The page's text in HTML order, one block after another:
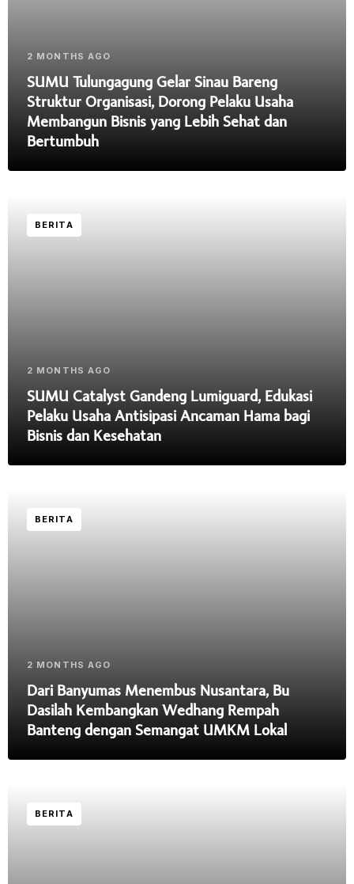
2 MONTHS AGO
SUMU Tulungagung Gelar Sinau Bareng
Struktur Organisasi, Dorong Pelaku Usaha
Membangun Bisnis yang Lebih Sehat dan
Bertumbuh
BERITA
2 MONTHS AGO
SUMU Catalyst Gandeng Lumiguard, Edukasi
Pelaku Usaha Antisipasi Ancaman Hama bagi
Bisnis dan Kesehatan
BERITA
2 MONTHS AGO
Dari Banyumas Menembus Nusantara, Bu
Dasilah Kembangkan Wedhang Rempah
Banteng dengan Semangat UMKM Lokal
BERITA